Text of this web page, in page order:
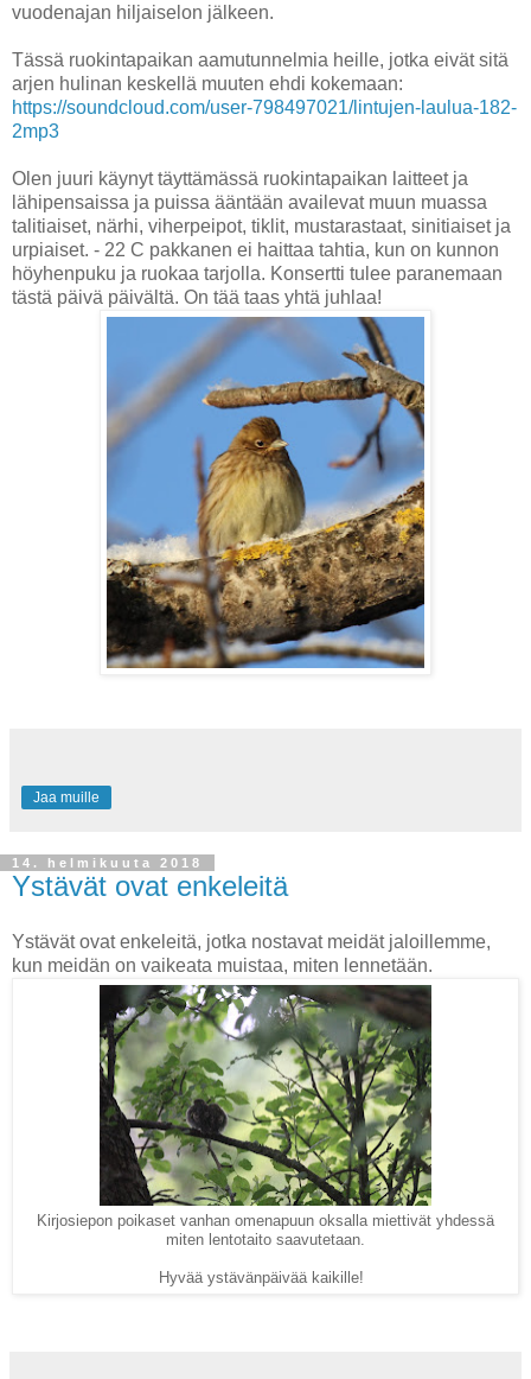
vuodenajan hiljaiselon jälkeen.
Tässä ruokintapaikan aamutunnelmia heille, jotka eivät sitä
arjen hulinan keskellä muuten ehdi kokemaan:
https://soundcloud.com/user-798497021/lintujen-laulua-182-
2mp3
Olen juuri käynyt täyttämässä ruokintapaikan laitteet ja
lähipensaissa ja puissa ääntään availevat muun muassa
talitiaiset, närhi, viherpeipot, tiklit, mustarastaat, sinitiaiset ja
urpiaiset. - 22 C pakkanen ei haittaa tahtia, kun on kunnon
höyhenpuku ja ruokaa tarjolla. Konsertti tulee paranemaan
tästä päivä päivältä. On tää taas yhtä juhlaa!
Jaa muille
14. helmikuuta 2018
Ystävät ovat enkeleitä
Ystävät ovat enkeleitä, jotka nostavat meidät jaloillemme,
kun meidän on vaikeata muistaa, miten lennetään.
Kirjosiepon poikaset vanhan omenapuun oksalla miettivät yhdessä
miten lentotaito saavutetaan.
Hyvää ystävänpäivää kaikille!